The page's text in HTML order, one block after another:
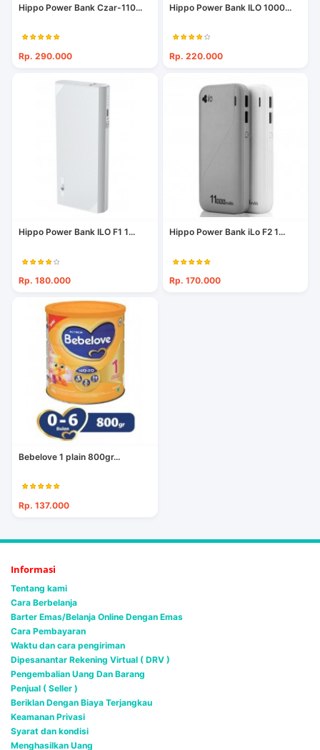
Hippo Power Bank Czar-110...
Rp. 290.000
Hippo Power Bank ILO 1000...
Rp. 220.000
Hippo Power Bank ILO F1 1...
Rp. 180.000
Hippo Power Bank iLo F2 1...
Rp. 170.000
Bebelove 1 plain 800gr...
Rp. 137.000
Informasi
Tentang kami
Cara Berbelanja
Barter Emas/Belanja Online Dengan Emas
Cara Pembayaran
Waktu dan cara pengiriman
Dipesanantar Rekening Virtual ( DRV )
Pengembalian Uang Dan Barang
Penjual ( Seller )
Beriklan Dengan Biaya Terjangkau
Keamanan Privasi
Syarat dan kondisi
Menghasilkan Uang